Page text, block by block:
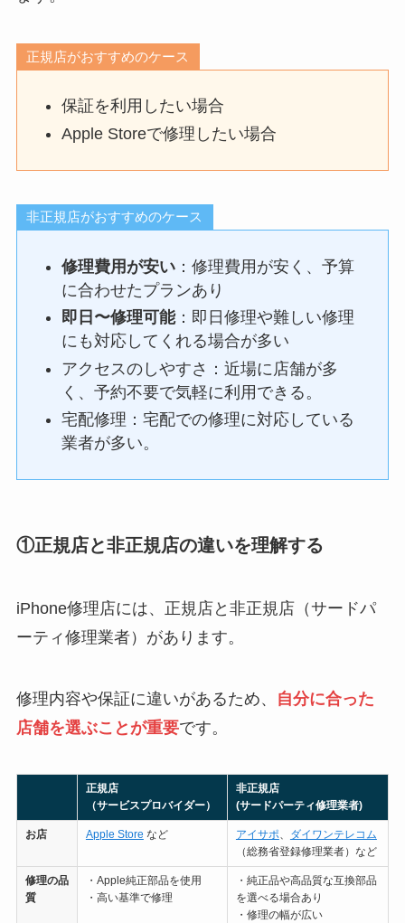
正規店がおすすめのケース
保証を利用したい場合
Apple Storeで修理したい場合
非正規店がおすすめのケース
修理費用が安い ：修理費用が安く、予算
に合わせたプランあり
即日〜修理可能：即日修理や難しい修理
にも対応してくれる場合が多い
アクセスのしやすさ：近場に店舗が多
く、予約不要で気軽に利用できる。
宅配修理：宅配での修理に対応している
業者が多い。
①正規店と非正規店の違いを理解する
iPhone修理店には、正規店と非正規店（サードパ
ーティ修理業者）があります。
修理内容や保証に違いがあるため、
自分に合った
店舗を選ぶことが重要です。
正規店
（サービスプロバイダー）
非正規店
(サードパーティ修理業者)
お店 Apple Store など アイサポ、 ダイワンテレコム
（総務省登録修理業者）など
修理の品
質
・Apple純正部品を使用
・高い基準で修理
・純正品や高品質な互換部品
を選べる場合あり
・修理の幅が広い